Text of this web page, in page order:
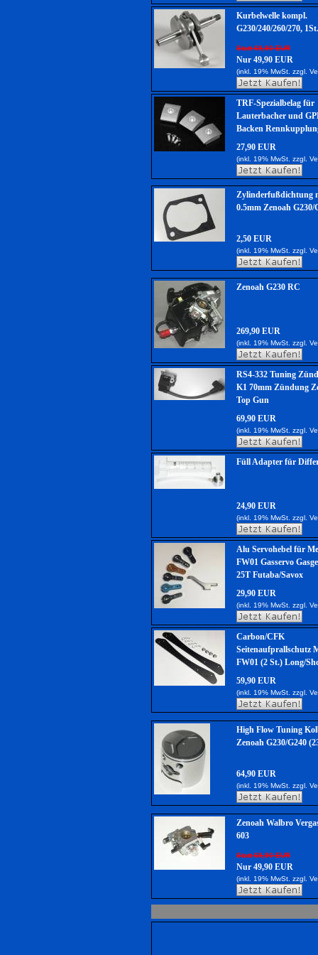
Kurbelwelle kompl.
G230/240/260/270, 1St.
Statt 69,90 EUR
Nur 49,90 EUR
(inkl. 19% MwSt. zzgl.
TRF-Spezialbelag für
Lauterbacher und
Backen
27,90 EUR
(inkl. 19% MwSt. zzgl.
Zylinderfußdichtung
0.5mm Zenoah G230/
2,50 EUR
(inkl. 19% MwSt. zzgl.
Zenoah G230 RC
269,90 EUR
(inkl. 19% MwSt. zzgl.
RS4-332 Tuning
K1 70mm Zündung
Top Gun
69,90 EUR
(inkl. 19% MwSt. zzgl.
Füll Adapter für
24,90 EUR
(inkl. 19% MwSt. zzgl.
Alu Servohebel für
FW01 Gasservo
25T Futaba/Savox
29,90 EUR
(inkl. 19% MwSt. zzgl.
Carbon/CFK
Seitenaufprallschutz
FW01 (2 St.) Long/
59,90 EUR
(inkl. 19% MwSt. zzgl.
High Flow Tuning
Zenoah G230/G240
64,90 EUR
(inkl. 19% MwSt. zzgl.
Zenoah Walbro
603
Statt 69,90 EUR
Nur 49,90 EUR
(inkl. 19% MwSt. zzgl.